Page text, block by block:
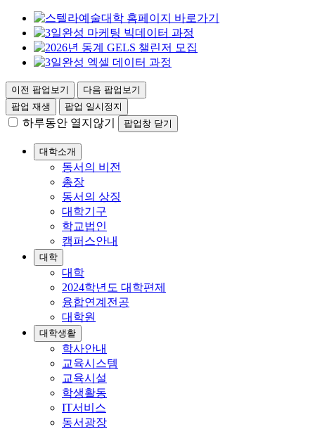
이전 팝업보기
다음 팝업보기
팝업 재생
팝업 일시정지
하루동안 열지않기 팝업창 닫기
대학소개
동서의 비전
총장
동서의 상징
대학기구
학교법인
캠퍼스안내
대학
대학
2024학년도 대학편제
융합연계전공
대학원
대학생활
학사안내
교육시스템
교육시설
학생활동
IT서비스
동서광장